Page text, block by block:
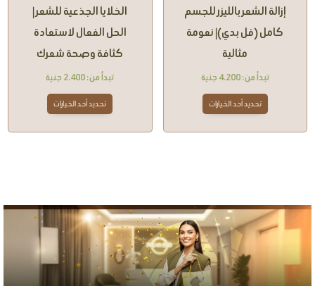
إزالة الشعر بالليزر للجسم
كامل (فل بدي)| نعومة
مثالية
تبدأ من:4.200 جنية
تحديد أحد الخيارات
الخلايا الجذعية للشعر |
الحل الفعال لاستعادة
كثافة وصحة شعرك
تبدأ من:2.400 جنية
تحديد أحد الخيارات